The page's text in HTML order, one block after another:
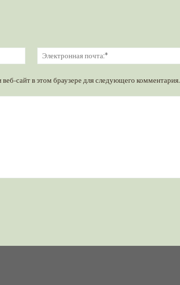
Имя:*
сайт в этом браузере для следующего комментария.